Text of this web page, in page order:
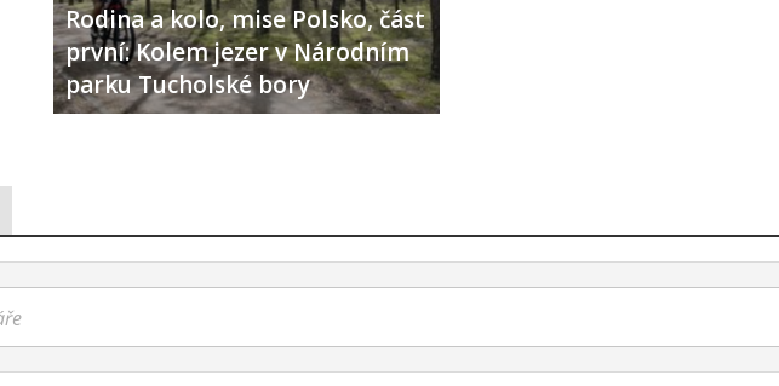
Rodina a kolo, mise Polsko, část
první: Kolem jezer v Národním
parku Tucholské bory